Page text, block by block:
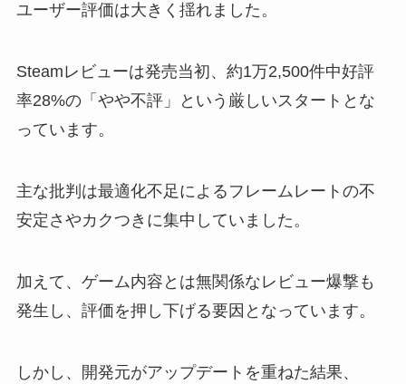
ユーザー評価は大きく揺れました。
Steamレビューは発売当初、約1万2,500件中好評
率28%の「やや不評」という厳しいスタートとな
っています。
主な批判は最適化不足によるフレームレートの不
安定さやカクつきに集中していました。
加えて、ゲーム内容とは無関係なレビュー爆撃も
発生し、評価を押し下げる要因となっています。
しかし、開発元がアップデートを重ねた結果、